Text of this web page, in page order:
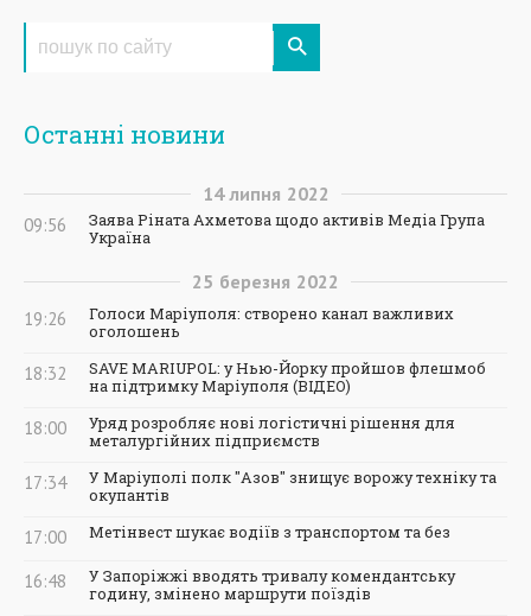
Останні новини
14 липня 2022
09:56
Заява Ріната Ахметова щодо активів Медіа Група
Україна
25 березня 2022
19:26
Голоси Маріуполя: створено канал важливих
оголошень
18:32
SAVE MARIUPOL: у Нью-Йорку пройшов флешмоб
на підтримку Маріуполя (ВІДЕО)
18:00
Уряд розробляє нові логістичні рішення для
металургійних підприємств
17:34
У Маріуполі полк "Азов" знищує ворожу техніку та
окупантів
17:00 Метінвест шукає водіїв з транспортом та без
16:48
У Запоріжжі вводять тривалу комендантську
годину, змінено маршрути поїздів